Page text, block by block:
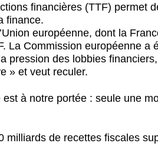
financières (TTF) permet
finance.
européenne, dont la
La Commission européenne a
pression des lobbies
» et veut reculer.
à notre portée : seule une
milliards de recettes fiscales